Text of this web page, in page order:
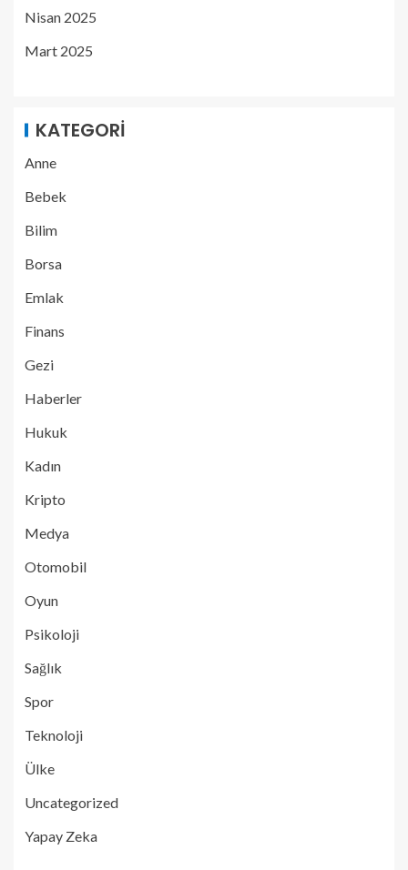
Nisan 2025
Mart 2025
KATEGORI
Anne
Bebek
Bilim
Borsa
Emlak
Finans
Gezi
Haberler
Hukuk
Kadın
Kripto
Medya
Otomobil
Oyun
Psikoloji
Sağlık
Spor
Teknoloji
Ülke
Uncategorized
Yapay Zeka